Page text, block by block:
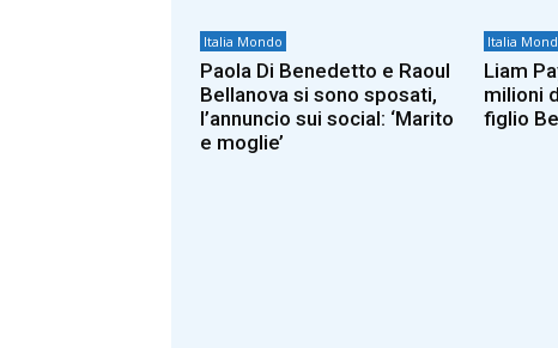
Italia Mondo
Paola Di Benedetto e Raoul
Bellanova si sono sposati,
l’annuncio sui social: ‘Marito
e moglie’
Italia
Liam
milioni
figlio